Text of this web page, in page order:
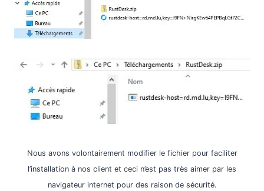
Nous avons volontairement modifier le fichier pour faciliter
l’installation à nos client et ceci n’est pas très aimer par les
navigateur internet pour des raison de sécurité.